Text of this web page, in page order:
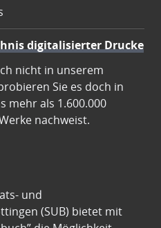
digitalisierter Drucke
nicht in unserem
Sie es doch in
mehr als 1.600.000
nachweist.
und
(SUB) bietet mit